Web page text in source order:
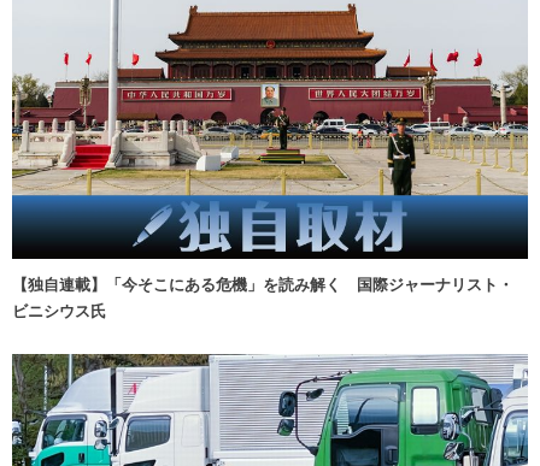
【独自連載】「今そこにある危機」を読み解く 国際ジャーナリスト・
ビニシウス氏